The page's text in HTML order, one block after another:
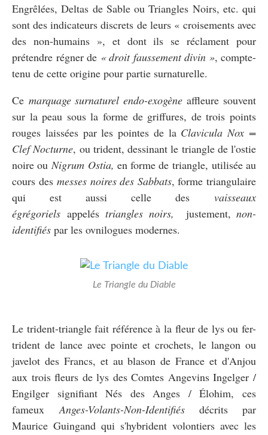
Engrêlées, Deltas de Sable ou Triangles Noirs, etc. qui
sont des indicateurs discrets de leurs « croisements avec
des non-humains », et dont ils se réclament pour
prétendre régner de « droit faussement divin », compte-
tenu de cette origine pour partie surnaturelle.
Ce marquage surnaturel endo-exogèneaffleure souvent
sur la peau sous la forme de griffures, de trois points
rouges laissées par les pointes de la Clavicula Nox =
Clef Nocturne, ou trident, dessinant le triangle de l'ostie
noire ou Nigrum Ostia, en forme de triangle, utilisée au
cours desmesses noires des Sabbats, forme triangulaire
qui est aussi celle des vaisseaux
égrégoriels appelés triangles noirs, justement, non-
identifiés par les ovnilogues modernes.
Le Triangle du Diable
Le trident-triangle fait référence à la fleur de lys ou fer-
trident de lance avec pointe et crochets, le langon ou
javelot des Francs, et au blason de France et d'Anjou
aux trois fleurs de lys des Comtes Angevins Ingelger /
Engilger signifiant Nés des Anges / Élohim, ces
fameux Anges-Volants-Non-Identifiésdécrits par
Maurice Guingand qui s'hybrident volontiers avec les